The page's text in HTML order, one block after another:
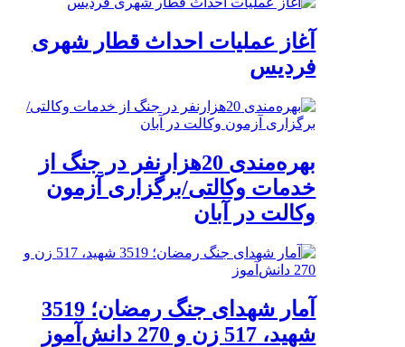
آغاز عملیات احداث قطار شهری
فردیس
بهره‌مندی 20هزارنفر در جنگ از
خدمات وکالتی/برگزاری آزمون
وکالت در آبان
آمار شهدای جنگ رمضان؛ 3519
شهید، 517 زن و 270 دانش‌آموز